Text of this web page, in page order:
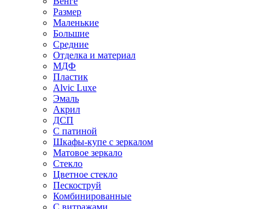
Размер
Маленькие
Большие
Средние
Отделка и материал
МДФ
Пластик
Alvic Luxe
Эмаль
Акрил
ДСП
С патиной
Шкафы-купе с зеркалом
Матовое зеркало
Стекло
Цветное стекло
Пескоструй
Комбинированные
С витражами